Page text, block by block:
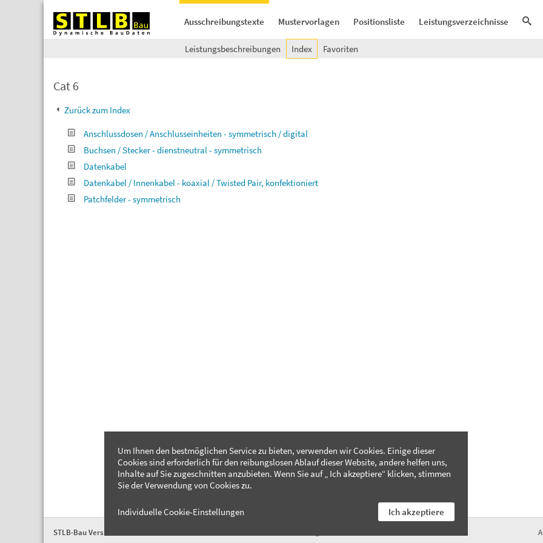
Ausschreibungstexte Mustervorlagen Positionsliste Leistungsverzeichnisse
Leistungsbeschreibungen Index Favoriten
Cat 6
Zurück zum Index
Anschlussdosen / Anschlusseinheiten - symmetrisch / digital
Buchsen / Stecker - dienstneutral - symmetrisch
Datenkabel
Datenkabel / Innenkabel - koaxial / Twisted Pair, konfektioniert
Patchfelder - symmetrisch
STLB-Bau Version 2026-04
Um Ihnen den bestmöglichen Service zu bieten, verwenden wir Cookies. Einige dieser
Cookies sind erforderlich für den reibungslosen Ablauf dieser Website, andere helfen uns,
Inhalte auf Sie zugeschnitten anzubieten. Wenn Sie auf „ Ich akzeptiere“ klicken, stimmen
Sie der Verwendung von Cookies zu.
Individuelle Cookie-Einstellungen Ich akzeptiere